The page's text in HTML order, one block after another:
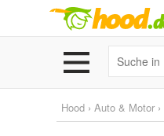
Hood › Auto & Motor ›